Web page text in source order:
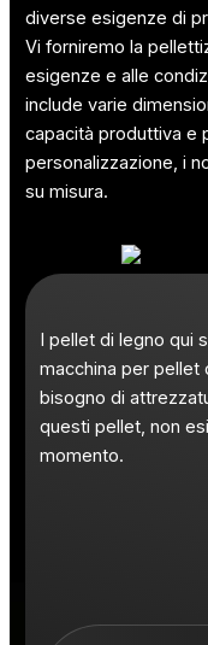
diverse esigenze di
Vi forniremo la
esigenze e alle
include varie
capacità produttiva e
personalizzazione, i
su misura.
I pellet di legno qui
macchina per pellet
bisogno di
questi pellet, non
momento.